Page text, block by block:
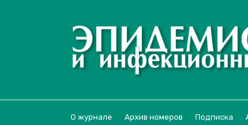
О журнале Архив номеров Подписка